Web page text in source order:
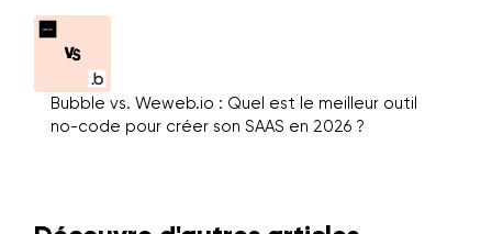
Bubble vs. Weweb.io : Quel est le meilleur outil
no-code pour créer son SAAS en 2026 ?